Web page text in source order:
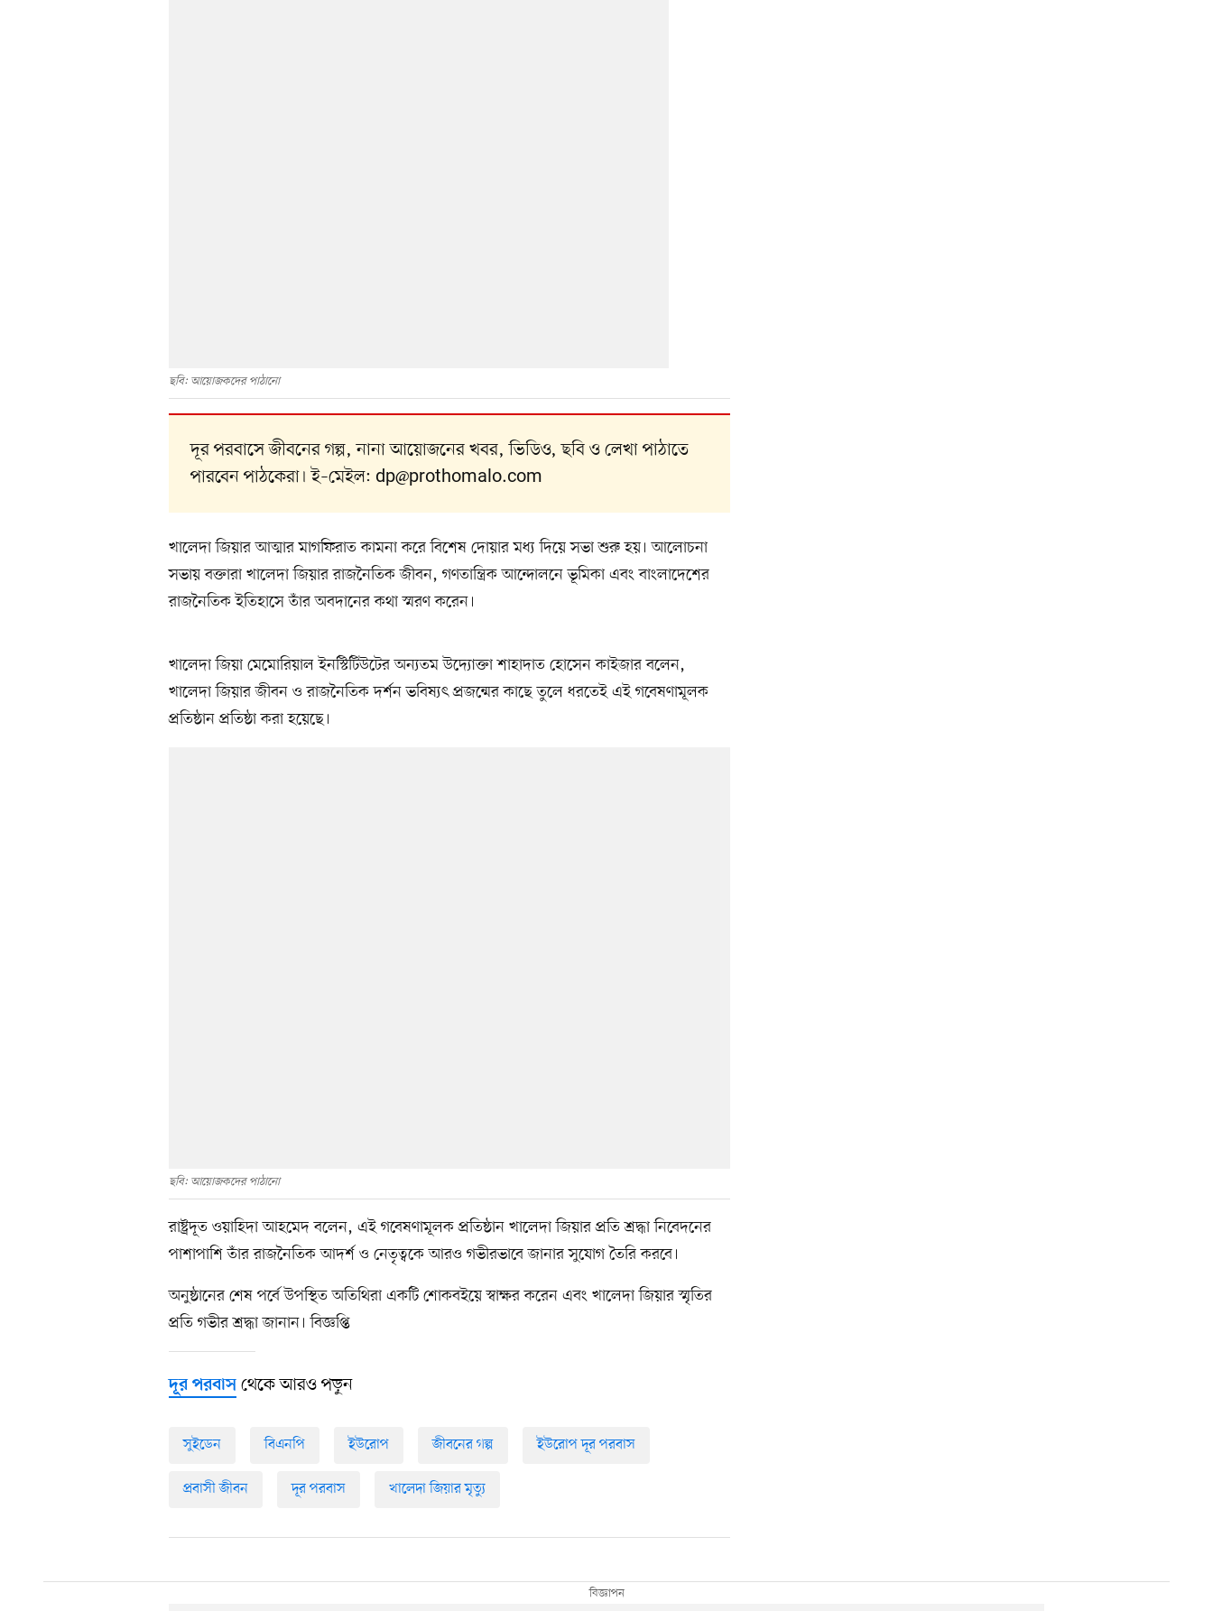
ছবি: আয়োজকদের পাঠানো
দূর পরবাসে জীবনের গল্প, নানা আয়োজনের খবর, ভিডিও, ছবি ও লেখা পাঠাতে
পারবেন পাঠকেরা। ই–মেইল: dp@prothomalo.com
খালেদা জিয়ার আত্মার মাগফিরাত কামনা করে বিশেষ দোয়ার মধ্য দিয়ে সভা শুরু হয়। আলোচনা
সভায় বক্তারা খালেদা জিয়ার রাজনৈতিক জীবন, গণতান্ত্রিক আন্দোলনে ভূমিকা এবং বাংলাদেশের
রাজনৈতিক ইতিহাসে তাঁর অবদানের কথা স্মরণ করেন।
খালেদা জিয়া মেমোরিয়াল ইনস্টিটিউটের অন্যতম উদ্যোক্তা শাহাদাত হোসেন কাইজার বলেন,
খালেদা জিয়ার জীবন ও রাজনৈতিক দর্শন ভবিষ্যৎ প্রজন্মের কাছে তুলে ধরতেই এই গবেষণামূলক
প্রতিষ্ঠান প্রতিষ্ঠা করা হয়েছে।
ছবি: আয়োজকদের পাঠানো
রাষ্ট্রদূত ওয়াহিদা আহমেদ বলেন, এই গবেষণামূলক প্রতিষ্ঠান খালেদা জিয়ার প্রতি শ্রদ্ধা নিবেদনের
পাশাপাশি তাঁর রাজনৈতিক আদর্শ ও নেতৃত্বকে আরও গভীরভাবে জানার সুযোগ তৈরি করবে।
অনুষ্ঠানের শেষ পর্বে উপস্থিত অতিথিরা একটি শোকবইয়ে স্বাক্ষর করেন এবং খালেদা জিয়ার স্মৃতির
প্রতি গভীর শ্রদ্ধা জানান। বিজ্ঞপ্তি
দূর পরবাস থেকে আরও পড়ুন
সুইডেন বিএনপি ইউরোপ জীবনের গল্প ইউরোপ দূর পরবাস
প্রবাসী জীবন দূর পরবাস খালেদা জিয়ার মৃত্যু